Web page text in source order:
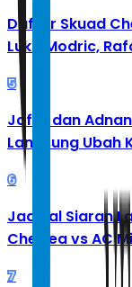
Daftar Skuad
Luka Modric,
5
Jafar dan
Langsung Ubah
6
Jadwal Siaran
Chelsea vs AC
7